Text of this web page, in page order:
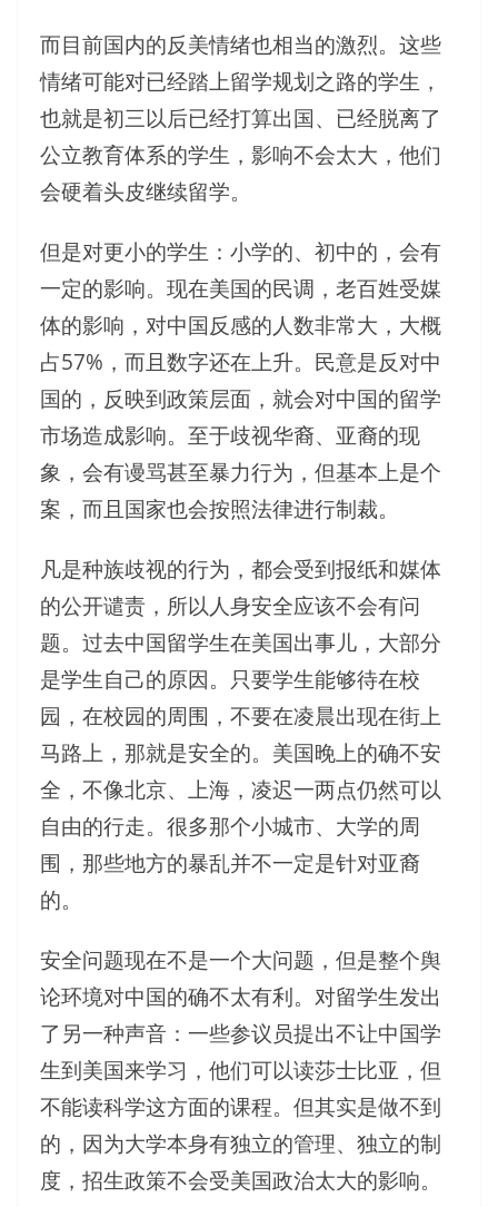
而目前国内的反美情绪也相当的激烈。这些
情绪可能对已经踏上留学规划之路的学生，
也就是初三以后已经打算出国、已经脱离了
公立教育体系的学生，影响不会太大，他们
会硬着头皮继续留学。
但是对更小的学生：小学的、初中的，会有
一定的影响。现在美国的民调，老百姓受媒
体的影响，对中国反感的人数非常大，大概
占57%，而且数字还在上升。民意是反对中
国的，反映到政策层面，就会对中国的留学
市场造成影响。至于歧视华裔、亚裔的现
象，会有谩骂甚至暴力行为，但基本上是个
案，而且国家也会按照法律进行制裁。
凡是种族歧视的行为，都会受到报纸和媒体
的公开谴责，所以人身安全应该不会有问
题。过去中国留学生在美国出事儿，大部分
是学生自己的原因。只要学生能够待在校
园，在校园的周围，不要在凌晨出现在街上
马路上，那就是安全的。美国晚上的确不安
全，不像北京、上海，凌迟一两点仍然可以
自由的行走。很多那个小城市、大学的周
围，那些地方的暴乱并不一定是针对亚裔
的。
安全问题现在不是一个大问题，但是整个舆
论环境对中国的确不太有利。对留学生发出
了另一种声音：一些参议员提出不让中国学
生到美国来学习，他们可以读莎士比亚，但
不能读科学这方面的课程。但其实是做不到
的，因为大学本身有独立的管理、独立的制
度，招生政策不会受美国政治太大的影响。